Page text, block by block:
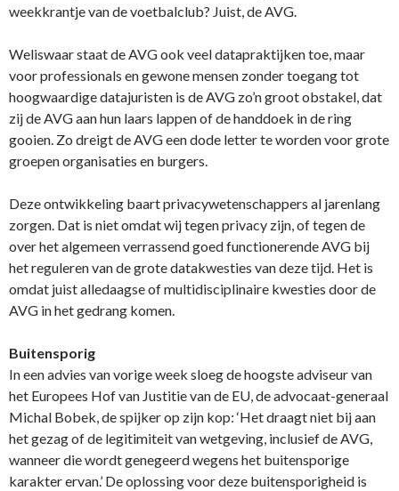
weekkrantje van de voetbalclub? Juist, de AVG.
Weliswaar staat de AVG ook veel datapraktijken toe, maar
voor professionals en gewone mensen zonder toegang tot
hoogwaardige datajuristen is de AVG zo’n groot obstakel, dat
zij de AVG aan hun laars lappen of de handdoek in de ring
gooien. Zo dreigt de AVG een dode letter te worden voor grote
groepen organisaties en burgers.
Deze ontwikkeling baart privacywetenschappers al jarenlang
zorgen. Dat is niet omdat wij tegen privacy zijn, of tegen de
over het algemeen verrassend goed functionerende AVG bij
het reguleren van de grote datakwesties van deze tijd. Het is
omdat juist alledaagse of multidisciplinaire kwesties door de
AVG in het gedrang komen.
Buitensporig
In een advies van vorige week sloeg de hoogste adviseur van
het Europees Hof van Justitie van de EU, de advocaat-generaal
Michal Bobek, de spijker op zijn kop: ‘Het draagt niet bij aan
het gezag of de legitimiteit van wetgeving, inclusief de AVG,
wanneer die wordt genegeerd wegens het buitensporige
karakter ervan.’ De oplossing voor deze buitensporigheid is